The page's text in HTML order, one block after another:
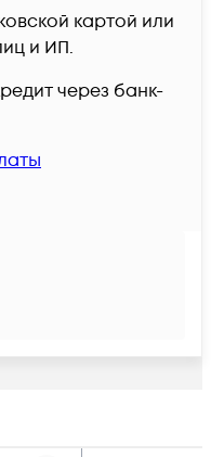
картой или
и ИП.
через банк-